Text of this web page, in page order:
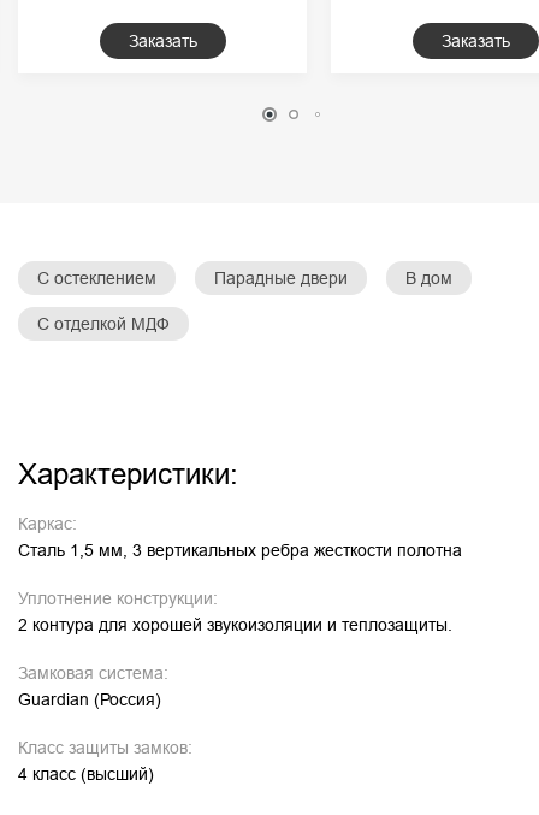
Заказать Заказать
С остеклением Парадные двери В дом
С отделкой МДФ
Характеристики:
Каркас:
Сталь 1,5 мм, 3 вертикальных ребра жесткости полотна
Уплотнение конструкции:
2 контура для хорошей звукоизоляции и теплозащиты.
Замковая система:
Guardian (Россия)
Класс защиты замков:
4 класс (высший)